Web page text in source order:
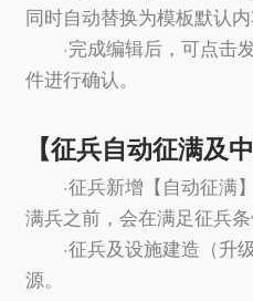
同时自动替换为模板默认内
·完成编辑后，可点击
件进行确认。
【征兵自动征满及
·征兵新增【自动征满
满兵之前，会在满足征兵条
·征兵及设施建造（升
源。